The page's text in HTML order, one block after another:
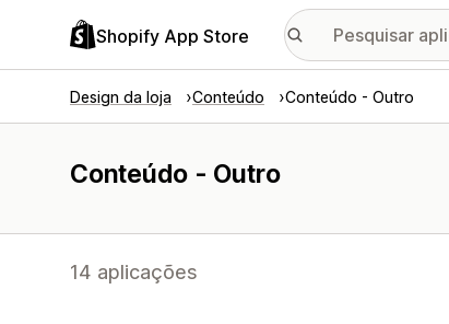
Shopify App Store
Design da loja Conteúdo Conteúdo - Outro
Conteúdo - Outro
14 aplicações